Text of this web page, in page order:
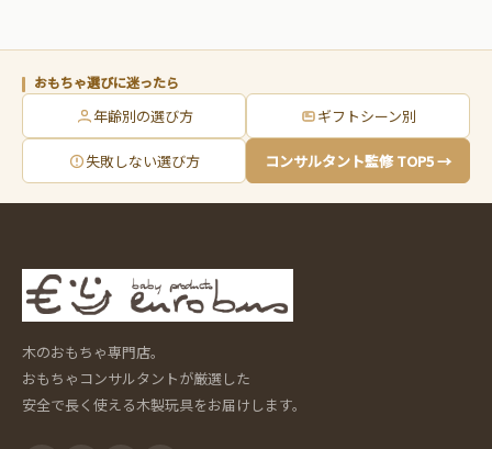
おもちゃ選びに迷ったら
年齢別の選び方 ギフトシーン別
失敗しない選び方 コンサルタント監修 TOP5 →
木のおもちゃ専門店。
おもちゃコンサルタントが厳選した
安全で長く使える木製玩具をお届けします。